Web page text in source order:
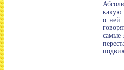
какую
о ней
самые